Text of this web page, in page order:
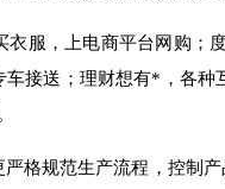
衣服，上电商平台网购；
接送；理财想有*，各种
格规范生产流程，控制